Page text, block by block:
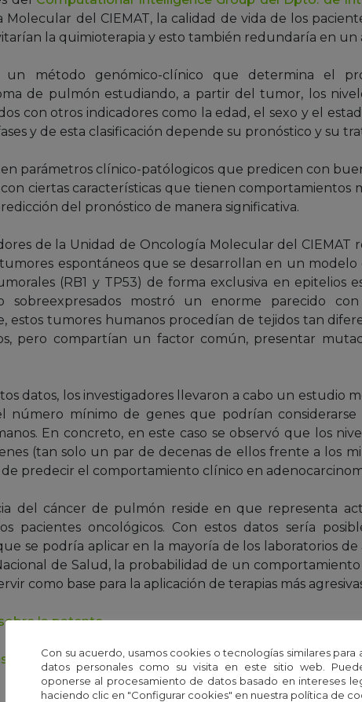
Molecular del CIEMAT, la calidad de vida de los
la quimioterapia y esto también redundaría en un
método genómico-clínico que determina el
de pulmón estudiando, a partir del tumor, los
con otros indicadores como la edad, el sexo y el
y de esta clasificación depende su pronóstico y su
parámetros clínico-patólogicos que predicen con
ciertas características que tienen comportamientos
del pronóstico de manera significativa.
de la Unidad de Oncología Molecular del
espontáneos que se desarrollan en un
(RB1 y TP53) de forma exclusiva en epitelios
sobreexpresados mostró un enorme parecido
estos tumores humanos procedían de tejidos tan
pero compartían un factor común, presentar
datos, los investigadores llevaron a cabo un estudio
número mínimo de genes que podrían considerarse
En concreto, en este caso se observó que los
(tan solo un par de decenas de ellos frente a los
de predecir el comportamiento clínico en
del cáncer de pulmón reside en que representa
pacientes oncológicos. Con estos datos sería
se podría aplicar en la mayoría de los laboratorios
de Salud, la probabilidad de un
como base para la aplicación de terapias más
la patente.
Con su acuerdo, usamos cookies o tecnologías similares
datos personales como su visita en este sitio web.
oponerse al procesamiento de datos basado en intereses
haciendo clic en "Configurar cookies" en nuestra política de